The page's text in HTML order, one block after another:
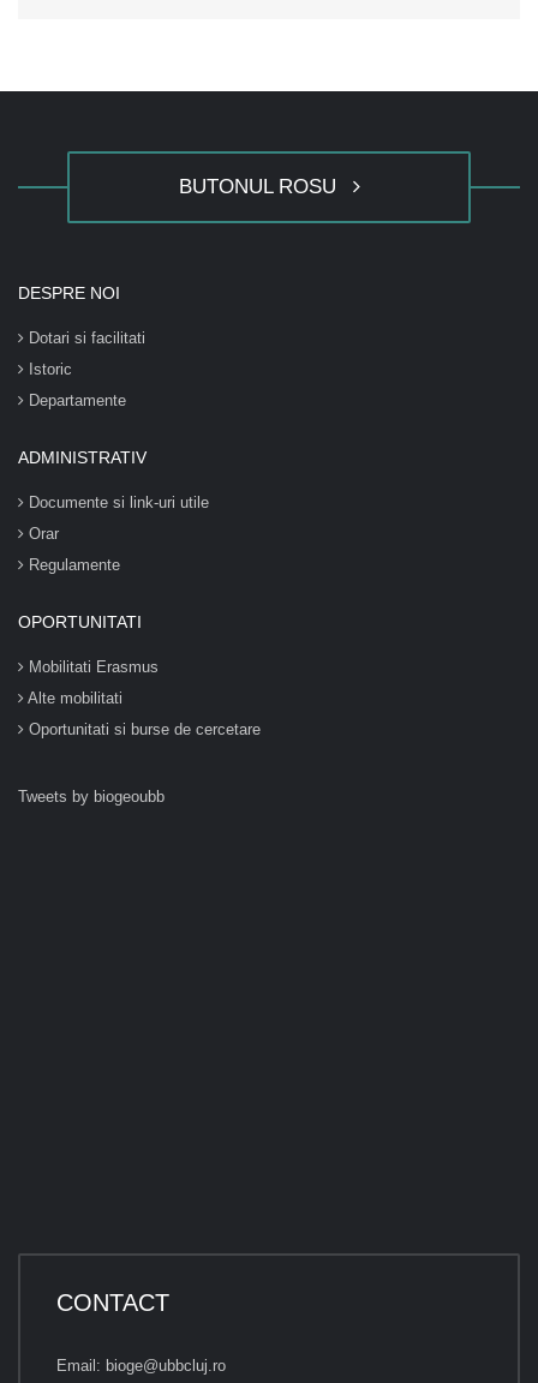
BUTONUL ROSU
DESPRE NOI
Dotari si facilitati
Istoric
Departamente
ADMINISTRATIV
Documente si link-uri utile
Orar
Regulamente
OPORTUNITATI
Mobilitati Erasmus
Alte mobilitati
Oportunitati si burse de cercetare
Tweets by biogeoubb
CONTACT
Email: bioge@ubbcluj.ro